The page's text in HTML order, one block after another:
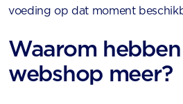
voeding op dat moment
Waarom
webshop meer?